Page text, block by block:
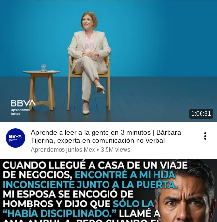
1:06:31
Aprende a leer a la gente en 3 minutos | Bárbara
Tijerina, experta en comunicación no verbal
Aprendemos juntos Mex • 3.5M views